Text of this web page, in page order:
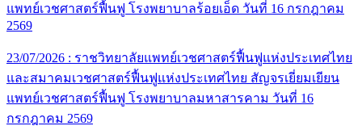
แพทย์เวชศาสตร์ฟื้นฟู โรงพยาบาลร้อยเอ็ด วันที่ 16 กรกฎาคม
2569
23/07/2026 : ราชวิทยาลัยแพทย์เวชศาสตร์ฟื้นฟูแห่งประเทศไทย
และสมาคมเวชศาสตร์ฟื้นฟูแห่งประเทศไทย สัญจรเยี่ยมเยียน
แพทย์เวชศาสตร์ฟื้นฟู โรงพยาบาลมหาสารคาม วันที่ 16
กรกฎาคม 2569